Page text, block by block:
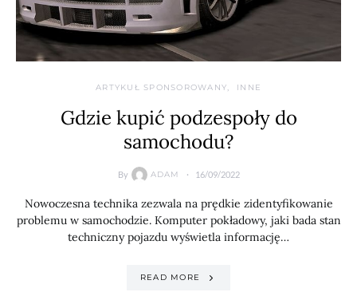
ARTYKUŁ SPONSOROWANY INNE
Gdzie kupić podzespoły do
samochodu?
By ADAM 16/09/2022
Nowoczesna technika zezwala na prędkie zidentyfikowanie
problemu w samochodzie. Komputer pokładowy, jaki bada stan
techniczny pojazdu wyświetla informację…
READ MORE